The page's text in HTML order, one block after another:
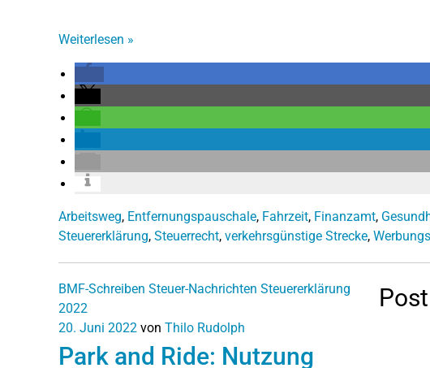
Weiterlesen »
Arbeitsweg, Entfernungspauschale, Fahrzeit, Finanzamt,
Steuererklärung, Steuerrecht, verkehrsgünstige Strecke,
BMF-Schreiben Steuer-Nachrichten Steuererklärung
2022
20. Juni 2022 von Thilo Rudolph
Park and Ride: Nutzung